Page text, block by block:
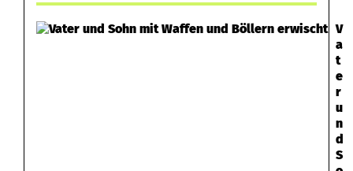
V
a
t
e
r
u
n
d
S